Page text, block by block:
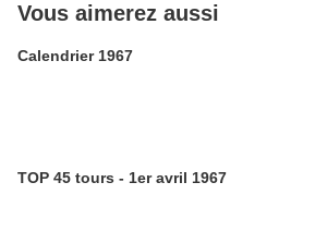
Vous aimerez aussi
Calendrier 1967
TOP 45 tours - 1er avril 1967